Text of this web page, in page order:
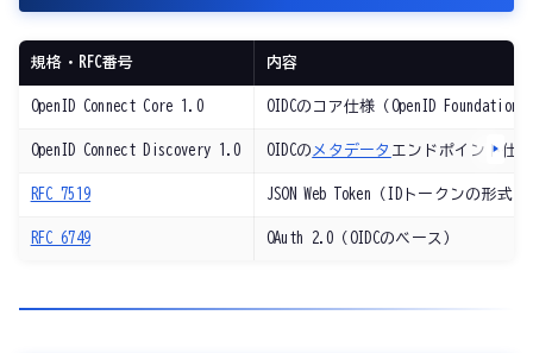
規格・RFC番号 内容
OpenID Connect Core 1.0 OIDCのコア仕様（OpenID Foundation
OpenID Connect Discovery 1.0 OIDCの メタデータ エンドポイント仕様
RFC 7519 JSON Web Token（IDトークンの形式）
RFC 6749 OAuth 2.0（OIDCのベース）